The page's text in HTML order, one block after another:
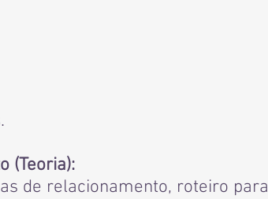
(Teoria):
de relacionamento, roteiro para